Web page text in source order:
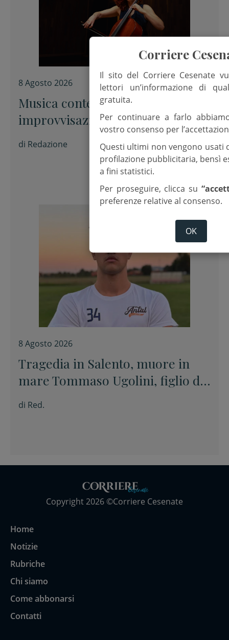
8 Agosto 2026
Musica contemporanea e
improvvisazione alla Fondazione
Tito Balestra di Longiano
di Redazione
8 Agosto 2026
Tragedia in Salento, muore in
mare Tommaso Ugolini, figlio del
primario di Chirurgia e nipote
di Red.
Copyright 2026 ©Corriere Cesenate
Home
Notizie
Rubriche
Chi siamo
Come abbonarsi
Contatti
Corriere
Il sito del Corriere Cesenate
lettori un’informazione di
gratuita.
Per continuare a farlo
vostro consenso per
Questi ultimi non vengono usati
profilazione pubblicitaria, bensì
a fini statistici.
Per proseguire, clicca su
preferenze relative al consenso.
OK